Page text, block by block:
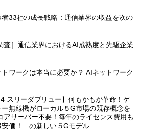
33社の成長戦略：通信業界の収益を次の
査］通信業界におけるAI成熟度と先駆企業
ワークは本当に必要か？ AIネットワーク
4 スリーダブリュー】何もかもが革命！ゲ
無線機がローカル５G市場の既存概念を
アサーバー不要！毎年のライセンス費用も
安価！ の新しい５Gモデル